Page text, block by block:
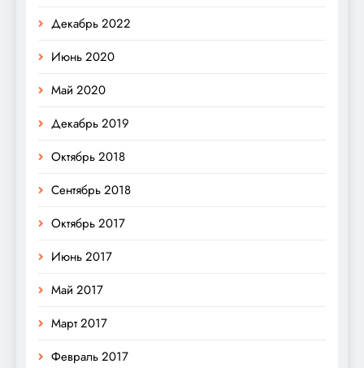
Декабрь 2022
Июнь 2020
Май 2020
Декабрь 2019
Октябрь 2018
Сентябрь 2018
Октябрь 2017
Июнь 2017
Май 2017
Март 2017
Февраль 2017